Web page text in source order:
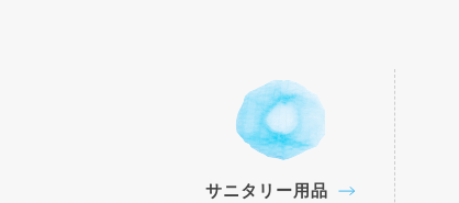
サニタリー用品